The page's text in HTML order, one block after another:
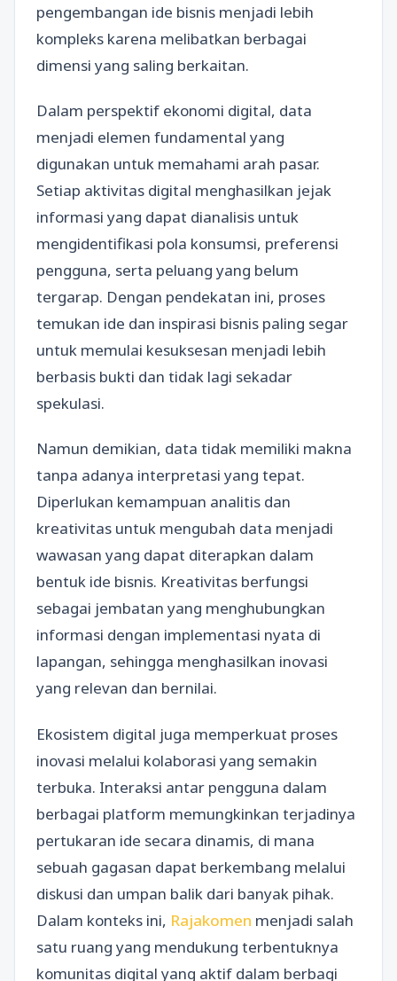
pengembangan ide bisnis menjadi lebih
kompleks karena melibatkan berbagai
dimensi yang saling berkaitan.
Dalam perspektif ekonomi digital, data
menjadi elemen fundamental yang
digunakan untuk memahami arah pasar.
Setiap aktivitas digital menghasilkan jejak
informasi yang dapat dianalisis untuk
mengidentifikasi pola konsumsi, preferensi
pengguna, serta peluang yang belum
tergarap. Dengan pendekatan ini, proses
temukan ide dan inspirasi bisnis paling segar
untuk memulai kesuksesan menjadi lebih
berbasis bukti dan tidak lagi sekadar
spekulasi.
Namun demikian, data tidak memiliki makna
tanpa adanya interpretasi yang tepat.
Diperlukan kemampuan analitis dan
kreativitas untuk mengubah data menjadi
wawasan yang dapat diterapkan dalam
bentuk ide bisnis. Kreativitas berfungsi
sebagai jembatan yang menghubungkan
informasi dengan implementasi nyata di
lapangan, sehingga menghasilkan inovasi
yang relevan dan bernilai.
Ekosistem digital juga memperkuat proses
inovasi melalui kolaborasi yang semakin
terbuka. Interaksi antar pengguna dalam
berbagai platform memungkinkan terjadinya
pertukaran ide secara dinamis, di mana
sebuah gagasan dapat berkembang melalui
diskusi dan umpan balik dari banyak pihak.
Dalam konteks ini, Rajakomen menjadi salah
satu ruang yang mendukung terbentuknya
komunitas digital yang aktif dalam berbagi